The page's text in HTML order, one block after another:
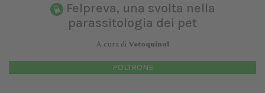
Felpreva, una svolta nella
parassitologia dei pet
A cura di Vetoquinol
POLTRONE